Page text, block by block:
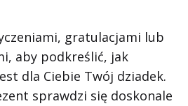
gratulacjami lub
aby podkreślić, jak
dla Ciebie Twój dziadek.
sprawdzi się doskonale